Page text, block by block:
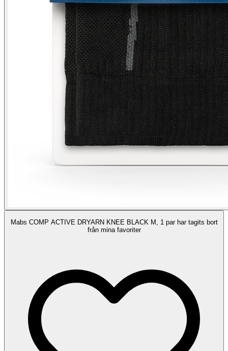
Mabs COMP ACTIVE DRYARN KNEE BLACK M, 1 par har tagits bort
från mina favoriter